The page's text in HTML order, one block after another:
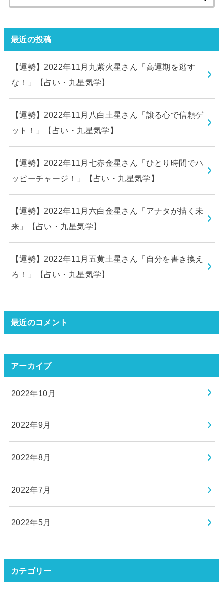
索:
最近の投稿
【運勢】2022年11月九紫火星さん「高運期を逃す
な！」【占い・九星気学】
【運勢】2022年11月八白土星さん「譲る心で信頼ゲ
ット！」【占い・九星気学】
【運勢】2022年11月七赤金星さん「ひとり時間でハ
ッピーチャージ！」【占い・九星気学】
【運勢】2022年11月六白金星さん「アナタが描く未
来」【占い・九星気学】
【運勢】2022年11月五黄土星さん「自分を書き換え
ろ！」【占い・九星気学】
最近のコメント
アーカイブ
2022年10月
2022年9月
2022年8月
2022年7月
2022年5月
カテゴリー